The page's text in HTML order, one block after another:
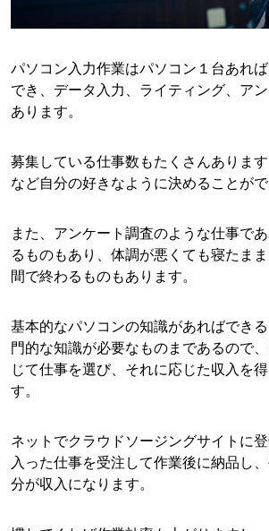
パソコン入力作業はパソコン１台あれ
でき、データ入力、ライティング、ア
あります。
募集している仕事数もたくさんありま
など自分の好きなように決めることがで
また、アンケート調査のような仕事で
るものもあり、体調が悪くても寝たま
間で終わるものもあります。
基本的なパソコンの知識があればでき
門的な知識が必要なものまであるので
じて仕事を選び、それに応じた収入を
す。
ネットでクラウドソージングサイトに
入った仕事を受注して作業後に納品し
分が収入になります。